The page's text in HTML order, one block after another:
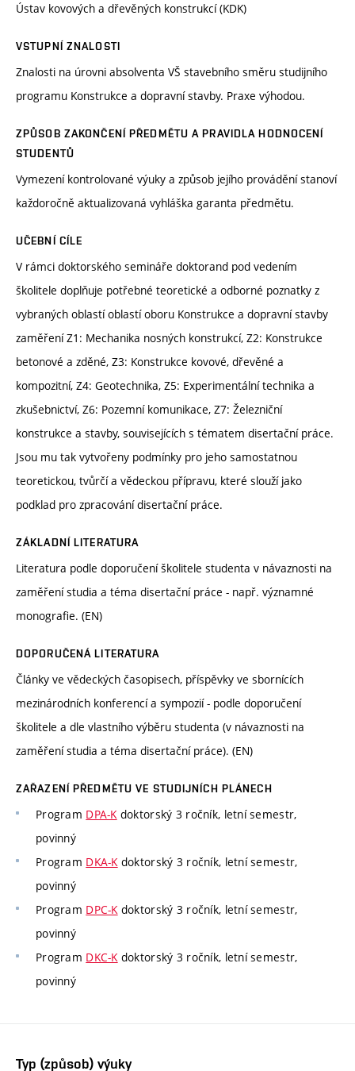
Ústav kovových a dřevěných konstrukcí (KDK)
VSTUPNÍ ZNALOSTI
Znalosti na úrovni absolventa VŠ stavebního směru studijního
programu Konstrukce a dopravní stavby. Praxe výhodou.
ZPŮSOB ZAKONČENÍ PŘEDMĚTU A PRAVIDLA HODNOCENÍ
STUDENTŮ
Vymezení kontrolované výuky a způsob jejího provádění stanoví
každoročně aktualizovaná vyhláška garanta předmětu.
UČEBNÍ CÍLE
V rámci doktorského semináře doktorand pod vedením
školitele doplňuje potřebné teoretické a odborné poznatky z
vybraných oblastí oblastí oboru Konstrukce a dopravní stavby
zaměření Z1: Mechanika nosných konstrukcí, Z2: Konstrukce
betonové a zděné, Z3: Konstrukce kovové, dřevěné a
kompozitní, Z4: Geotechnika, Z5: Experimentální technika a
zkušebnictví, Z6: Pozemní komunikace, Z7: Železniční
konstrukce a stavby, souvisejících s tématem disertační práce.
Jsou mu tak vytvořeny podmínky pro jeho samostatnou
teoretickou, tvůrčí a vědeckou přípravu, které slouží jako
podklad pro zpracování disertační práce.
ZÁKLADNÍ LITERATURA
Literatura podle doporučení školitele studenta v návaznosti na
zaměření studia a téma disertační práce - např. významné
monografie. (EN)
DOPORUČENÁ LITERATURA
Články ve vědeckých časopisech, příspěvky ve sbornících
mezinárodních konferencí a sympozií - podle doporučení
školitele a dle vlastního výběru studenta (v návaznosti na
zaměření studia a téma disertační práce). (EN)
ZAŘAZENÍ PŘEDMĚTU VE STUDIJNÍCH PLÁNECH
Program DPA-Kdoktorský 3 ročník, letní semestr,
povinný
Program DKA-Kdoktorský 3 ročník, letní semestr,
povinný
Program DPC-Kdoktorský 3 ročník, letní semestr,
povinný
Program DKC-Kdoktorský 3 ročník, letní semestr,
povinný
Typ (způsob) výuky